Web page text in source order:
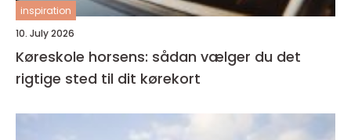
inspiration
10. July 2026
Køreskole horsens: sådan vælger du det
rigtige sted til dit kørekort